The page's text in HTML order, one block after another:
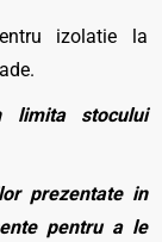
izolatie la
limita stocului
prezentate in
pentru a le